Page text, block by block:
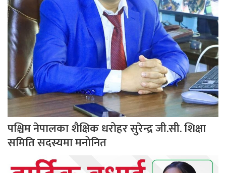
पश्चिम नेपालका शैक्षिक धरोहर सुरेन्द्र जी.सी. शिक्षा
समिति सदस्यमा मनोनित